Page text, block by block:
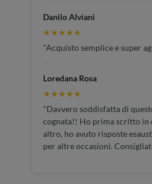
Danilo Alviani
★★★★★
"Acquisto semplice e super
Loredana Rosa
★★★★★
"Davvero soddisfatta di
cognata!! Ho prima scritto in
altro, ho avuto risposte
per altre occasioni.